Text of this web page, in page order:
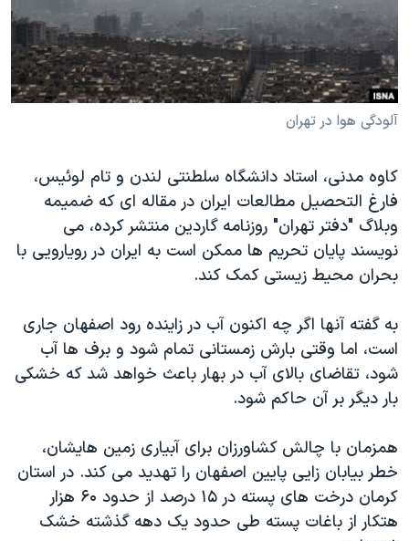
فرهنگ و زندگی
حقوق شهروندی
اقتصادی
علم و فناوری
گالری عکس
آرشیو پخش زنده
مستندها
انتخابات ریاست جمهوری آمریکا ۲۰۲۴
حمله جمهوری اسلامی به اسرائیل
رمز مهسا
اعتراضات زن، زندگی، آزادی
مجموعه مستندهای دادخواهی
تریبونال مردمی آبان ۹۸
دادگاه حمید نوری
چهل سال گروگان‌گیری
قانون شفافیت دارائی کادر رهبری ایران
اعتراضات مردمی آبان ۹۸
اسرائیل در جنگ
نرگس محمدی برنده جایزه نوبل صلح
همایش محافظه‌کاران آمریکا «سی‌پک»
صفحه‌های ویژه
دنبال کنید
آلودگی هوا در تهران
کاوه مدنی، استاد دانشگاه سلطنتی لندن و تام لوئیس،
فارغ التحصیل مطالعات ایران در مقاله ای که ضمیمه
وبلاگ "دفتر تهران" روزنامه گاردین منتشر کرده، می
نویسند پایان تحریم ها ممکن است به ایران در رویارویی با
بحران محیط زیستی کمک کند.
به گفته آنها اگر چه اکنون آب در زاینده رود اصفهان جاری
است، اما وقتی بارش زمستانی تمام شود و برف ها آب
شود، تقاضای بالای آب در بهار باعث خواهد شد که خشکی
بار دیگر بر آن حاکم شود.
همزمان با چالش کشاورزان برای آبیاری زمین هایشان،
خطر بیابان زایی پایین اصفهان را تهدید می کند. در استان
کرمان درخت های پسته در ۱۵ درصد از حدود ۶۰ هزار
هتکار از باغات پسته طی حدود یک دهه گذشته خشک